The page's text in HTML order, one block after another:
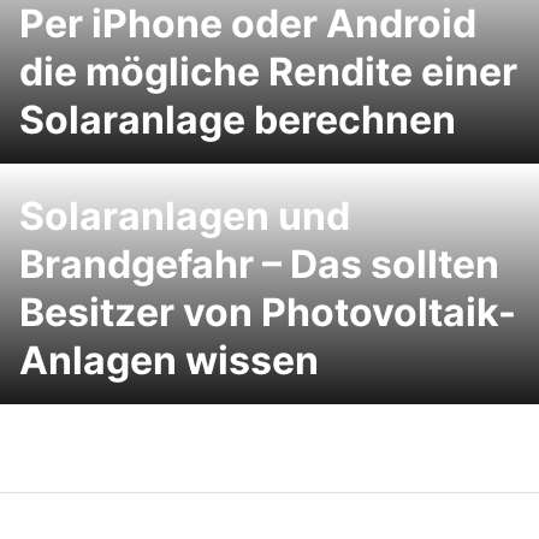
Per iPhone oder Android
die mögliche Rendite einer
Solaranlage berechnen
Solaranlagen und
Brandgefahr – Das sollten
Besitzer von Photovoltaik-
Anlagen wissen